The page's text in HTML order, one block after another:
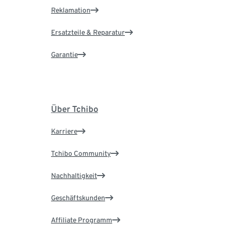
Reklamation
Ersatzteile & Reparatur
Garantie
Über Tchibo
Karriere
Tchibo Community
Nachhaltigkeit
Geschäftskunden
Affiliate Programm